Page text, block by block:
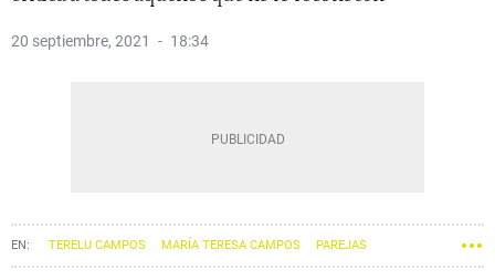
20 septiembre, 2021 18:34
TERELU CAMPOS MARÍA TERESA CAMPOS PAREJAS